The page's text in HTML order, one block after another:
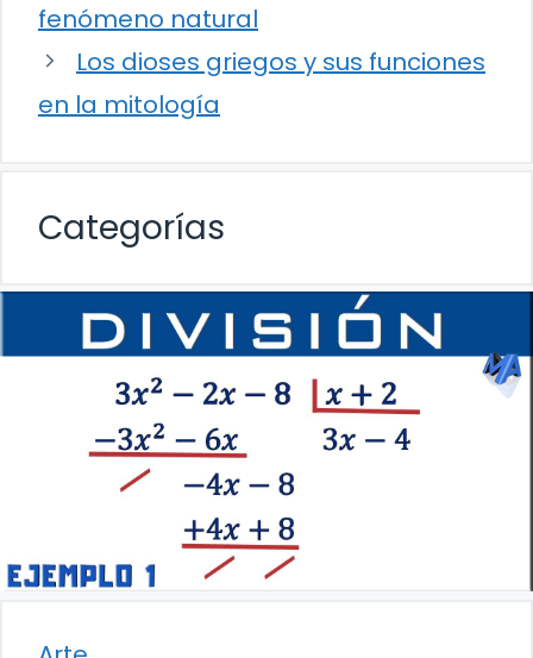
fenómeno natural
Los dioses griegos y sus funciones
en la mitología
Categorías